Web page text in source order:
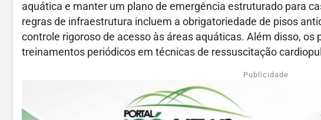
aquática e manter um plano de emergência estruturado para
regras de infraestrutura incluem a obrigatoriedade de pisos
controle rigoroso de acesso às áreas aquáticas. Além disso, os
treinamentos periódicos em técnicas de ressuscitação
Publicidade